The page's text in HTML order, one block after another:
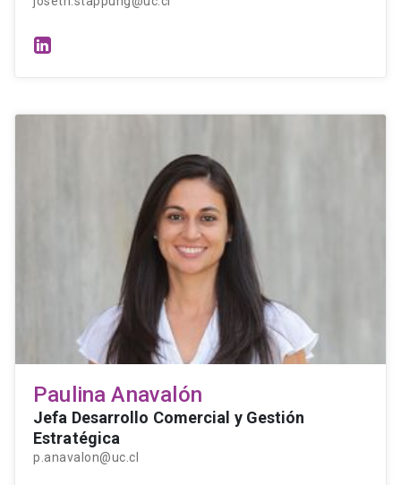
Paulina Anavalón
Jefa Desarrollo Comercial y Gestión
Estratégica
p.anavalon@uc.cl